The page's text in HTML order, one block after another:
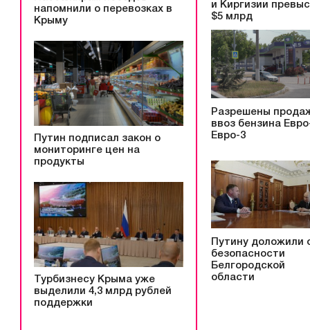
напомнили о перевозках в
Крыму
Путин подписал закон о
мониторинге цен на
продукты
Турбизнесу Крыма уже
выделили 4,3 млрд рублей
поддержки
и Киргизии
$5 млрд
Разрешены
ввоз бензина
Евро-3
Путину доложили
безопасности
Белгородской
области